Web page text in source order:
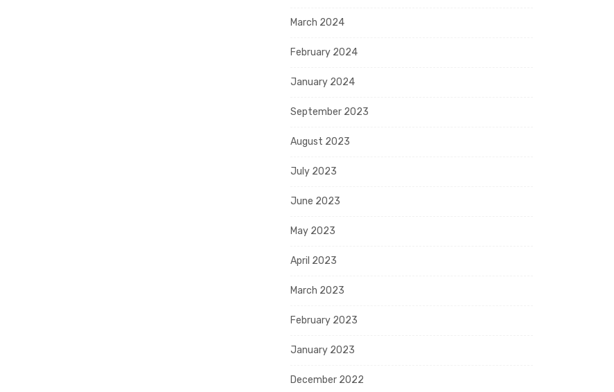
March 2024
February 2024
January 2024
September 2023
August 2023
July 2023
June 2023
May 2023
April 2023
March 2023
February 2023
January 2023
December 2022